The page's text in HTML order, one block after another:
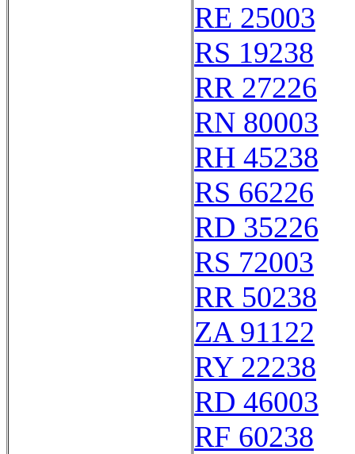
RE 25003
RS 19238
RR 27226
RN 80003
RH 45238
RS 66226
RD 35226
RS 72003
RR 50238
ZA 91122
RY 22238
RD 46003
RF 60238